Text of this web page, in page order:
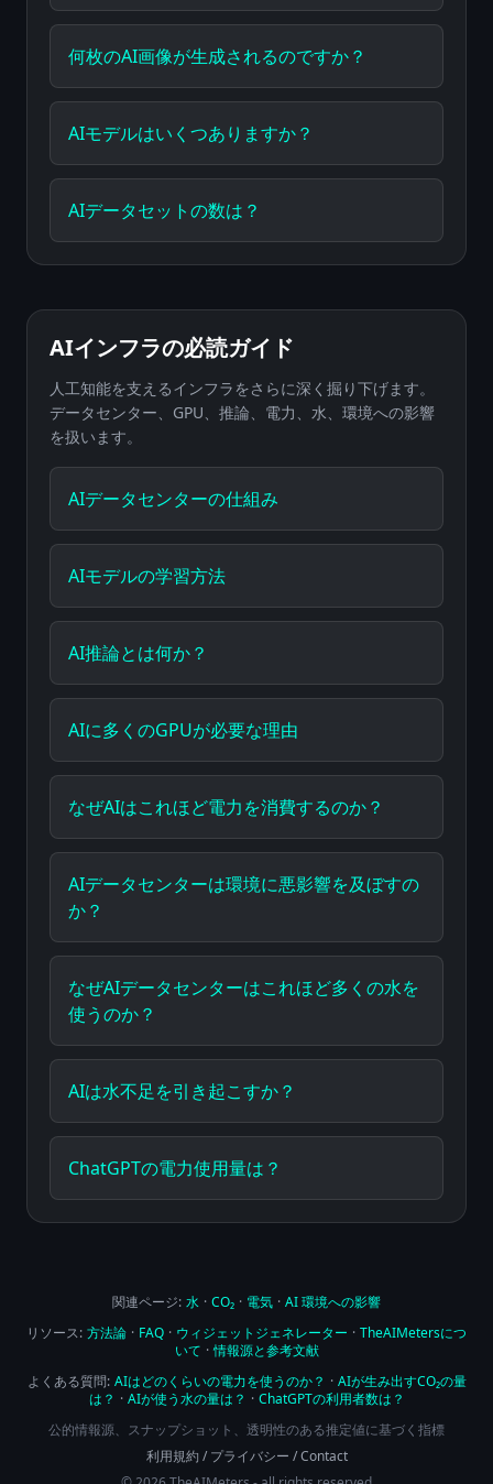
何枚のAI画像が生成されるのですか？
AIモデルはいくつありますか？
AIデータセットの数は？
AIインフラの必読ガイド
人工知能を支えるインフラをさらに深く掘り下げます。
データセンター、GPU、推論、電力、水、環境への影響
を扱います。
AIデータセンターの仕組み
AIモデルの学習方法
AI推論とは何か？
AIに多くのGPUが必要な理由
なぜAIはこれほど電力を消費するのか？
AIデータセンターは環境に悪影響を及ぼすの
か？
なぜAIデータセンターはこれほど多くの水を
使うのか？
AIは水不足を引き起こすか？
ChatGPTの電力使用量は？
関連ページ: 水 · CO₂ · 電気 · AI 環境への影響
リソース: 方法論 · FAQ · ウィジェットジェネレーター · TheAIMetersにつ
いて · 情報源と参考文献
よくある質問: AIはどのくらいの電力を使うのか？ · AIが生み出すCO₂の量
は？ · AIが使う水の量は？ · ChatGPTの利用者数は？
公的情報源、スナップショット、透明性のある推定値に基づく指標
利用規約 /プライバシー /Contact